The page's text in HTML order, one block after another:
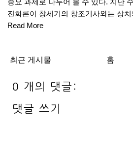
중요 과제로 나누어 볼 수 있다. 지난
진화론이 창세기의 창조기사와는 상
Read More
최근 게시물 홈
0 개의 댓글:
댓글 쓰기